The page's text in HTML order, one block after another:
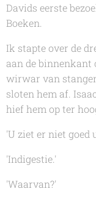
Davids eerste
Boeken.
Ik stapte over de
aan de binnenkant
wirwar van
sloten hem af.
hief hem op ter
'U ziet er niet goed
'Indigestie.'
'Waarvan?'